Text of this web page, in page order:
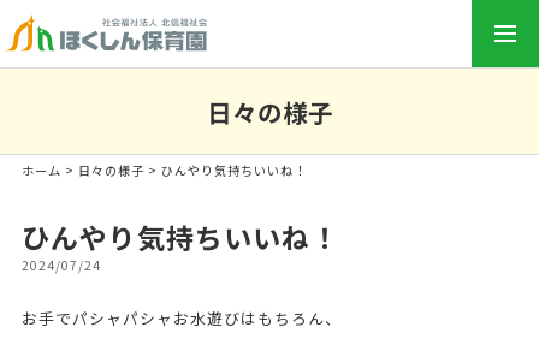
日々の様子
ホーム > 日々の様子 > ひんやり気持ちいいね！
ひんやり気持ちいいね！
2024/07/24
お手でパシャパシャお水遊びはもちろん、